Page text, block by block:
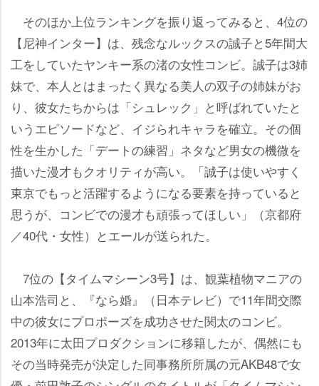
そのほか上位ランキングを振り返ってみると、4位の
【尼神インター】は、残念なルックスの誠子と5年間大
工をしていたヤンキー系の渚の女性コンビ。誠子は3姉
妹で、本人とはまったく異なる美人の双子の姉妹がお
り、彼女たちからは「シュレック」と呼ばれていたと
いうエピソードなど、イジられキャラを確立。その個
性を生かした「デートの練習」ネタなど男女の機微を
描いた漫才もクオリティが高い。「誠子は使いやすく
東京でもっと活躍するようになる要素を持っていると
思うが、コンビでの漫才も頑張ってほしい」（京都府
／40代・女性）とエールが送られた。
7位の【タイムマシーン3号】は、観葉植物マニアの
山本浩司と、『なら婚』（日本テレビ）で11年間交際
中の彼女にプロポーズを成功させた関太のコンビ。
2013年に太田プロダクションに移籍したが、偶然にも
その当時発売が決定した同事務所所属の元AKB48で女